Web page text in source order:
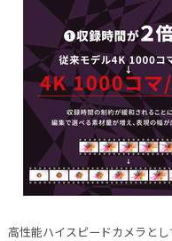
高性能ハイスピードカメラと